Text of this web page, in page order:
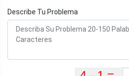
Describe Tu Problema